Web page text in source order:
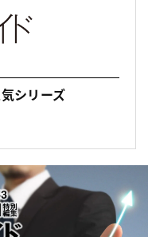
シリーズ